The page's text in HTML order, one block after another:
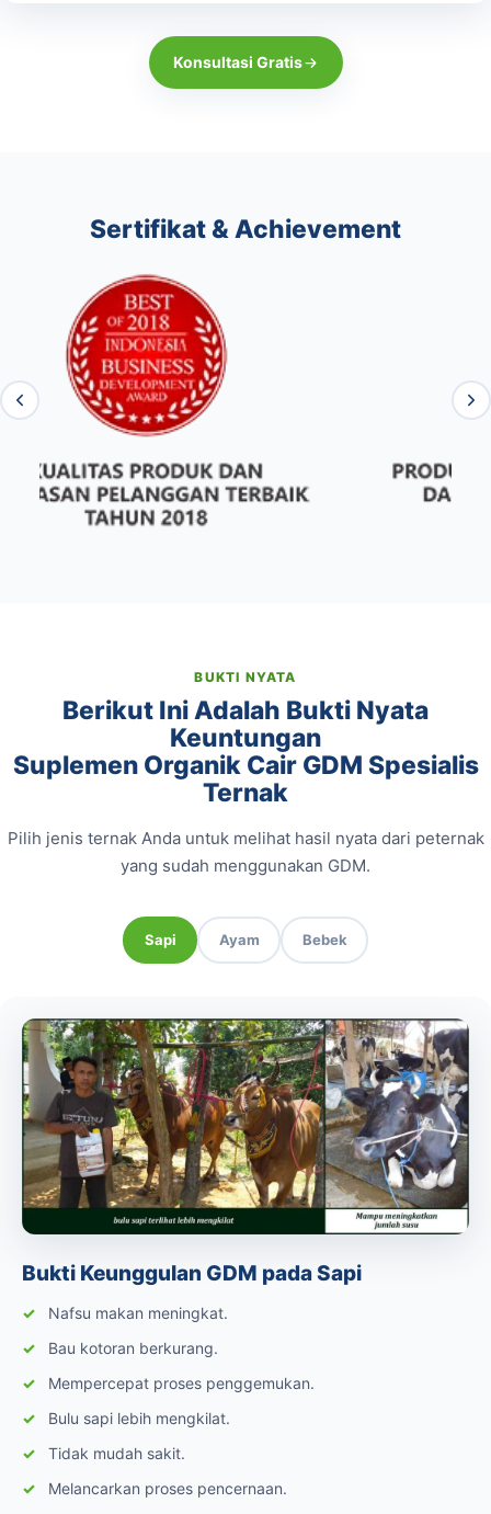
Konsultasi Gratis
Sertifikat & Achievement
BUKTI NYATA
Berikut Ini Adalah Bukti Nyata
Keuntungan
Suplemen Organik Cair GDM Spesialis
Ternak
Pilih jenis ternak Anda untuk melihat hasil nyata dari peternak
yang sudah menggunakan GDM.
Sapi Ayam Bebek
Bukti Keunggulan GDM pada Sapi
Nafsu makan meningkat.
Bau kotoran berkurang.
Mempercepat proses penggemukan.
Bulu sapi lebih mengkilat.
Tidak mudah sakit.
Melancarkan proses pencernaan.